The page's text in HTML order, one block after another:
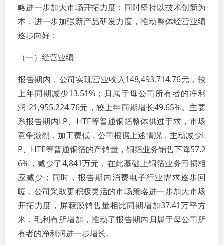
略进一步加大市场开拓力度；同时坚持以技术创新为
本，进一步加强新产品研发力度，推动整体经营业绩
逐步向好：
（一）经营业绩
报告期内，公司实现营业收入148,493,714.76元，较
上年同期减少13.51%；归属于母公司所有者的净利
润-21,955,224.76元，较上年同期增长49.65%。主要
系报告期内LP、HTE等普通铜箔整体供过于求，市场
竞争激烈，加工费低，公司根据上述情况，主动减少L
P、HTE等普通铜箔的产销量，铜箔业务销售下降57.2
6%，减少了4,841万元，在此基础上铜箔业务亏损相
应减少；同时，报告期内消费电子行业需求逐步回
暖，公司采取更积极灵活的市场策略进一步加大市场
开拓力度，屏蔽膜销售量相比同期增加37.41万平方
米，毛利有所增加，推动了报告期内归属于母公司所
有者的净利润进一步增长。